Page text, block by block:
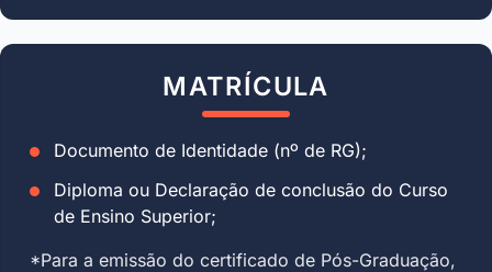
MATRÍCULA
Documento de Identidade (nº de RG);
Diploma ou Declaração de conclusão do Curso
de Ensino Superior;
*Para a emissão do certificado de Pós-Graduação,